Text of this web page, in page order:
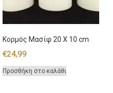
Κορμός Μασίφ 20 Χ 10 cm
€24,99
Προσθήκη στο καλάθι